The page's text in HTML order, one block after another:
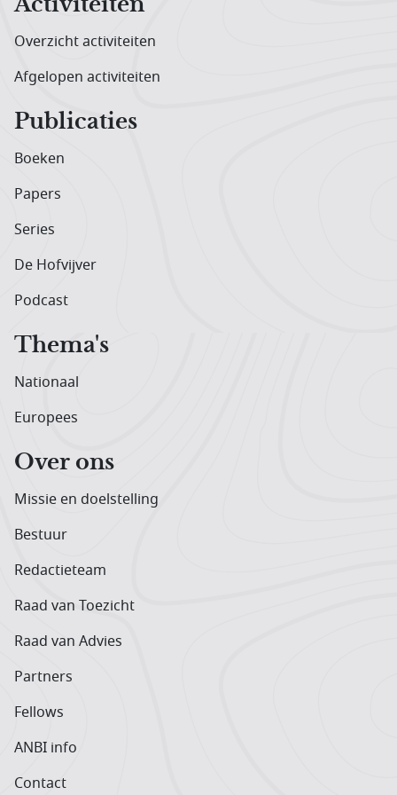
Overzicht activiteiten
Afgelopen activiteiten
Publicaties
Boeken
Papers
Series
De Hofvijver
Podcast
Thema's
Nationaal
Europees
Over ons
Missie en doelstelling
Bestuur
Redactieteam
Raad van Toezicht
Raad van Advies
Partners
Fellows
ANBI info
Contact